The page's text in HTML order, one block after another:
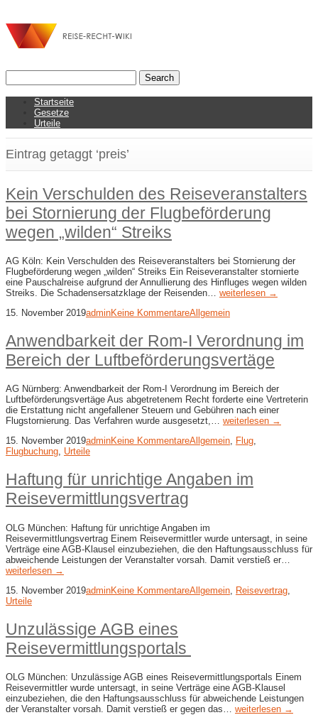
Startseite
Gesetze
Urteile
Eintrag getaggt ‘preis’
Kein Verschulden des Reiseveranstalters
bei Stornierung der Flugbeförderung
wegen „wilden“ Streiks
AG Köln: Kein Verschulden des Reiseveranstalters bei Stornierung der
Flugbeförderung wegen „wilden“ Streiks Ein Reiseveranstalter stornierte
eine Pauschalreise aufgrund der Annullierung des Hinfluges wegen wilden
Streiks. Die Schadensersatzklage der Reisenden… weiterlesen →
15. November 2019adminKeine KommentareAllgemein
Anwendbarkeit der Rom-I Verordnung im
Bereich der Luftbeförderungsvertäge
AG Nürnberg: Anwendbarkeit der Rom-I Verordnung im Bereich der
Luftbeförderungsvertäge Aus abgetretenem Recht forderte eine Vertreterin
die Erstattung nicht angefallener Steuern und Gebühren nach einer
Flugstornierung. Das Verfahren wurde ausgesetzt,… weiterlesen →
15. November 2019adminKeine KommentareAllgemein, Flug,
Flugbuchung, Urteile
Haftung für unrichtige Angaben im
Reisevermittlungsvertrag
OLG München: Haftung für unrichtige Angaben im
Reisevermittlungsvertrag Einem Reisevermittler wurde untersagt, in seine
Verträge eine AGB-Klausel einzubeziehen, die den Haftungsausschluss für
abweichende Leistungen der Veranstalter vorsah. Damit verstieß er…
weiterlesen →
15. November 2019adminKeine KommentareAllgemein Reisevertrag
Urteile
Unzulässige AGB eines
Reisevermittlungsportals
OLG München: Unzulässige AGB eines Reisevermittlungsportals Einem
Reisevermittler wurde untersagt, in seine Verträge eine AGB-Klausel
einzubeziehen, die den Haftungsausschluss für abweichende Leistungen
der Veranstalter vorsah. Damit verstieß er gegen das… weiterlesen →